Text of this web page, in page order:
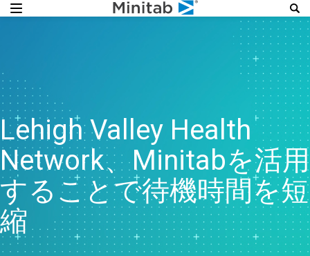
Lehigh Valley Health
Network、Minitabを活用
することで待機時間を短
縮